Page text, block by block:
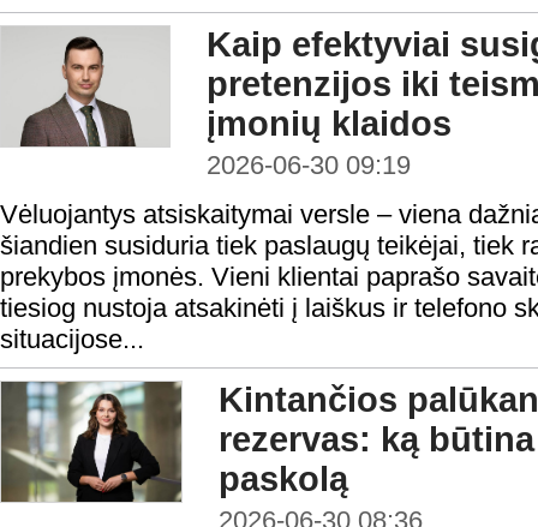
Kaip efektyviai
pretenzijos iki
įmonių klaidos
2026-06-30 09:19
Vėluojantys atsiskaitymai versle – viena
šiandien susiduria tiek paslaugų teikėjai, tiek
prekybos įmonės. Vieni klientai paprašo
tiesiog nustoja atsakinėti į laiškus ir telefono
situacijose...
Kintančios
rezervas: ką
paskolą
2026-06-30 08:36